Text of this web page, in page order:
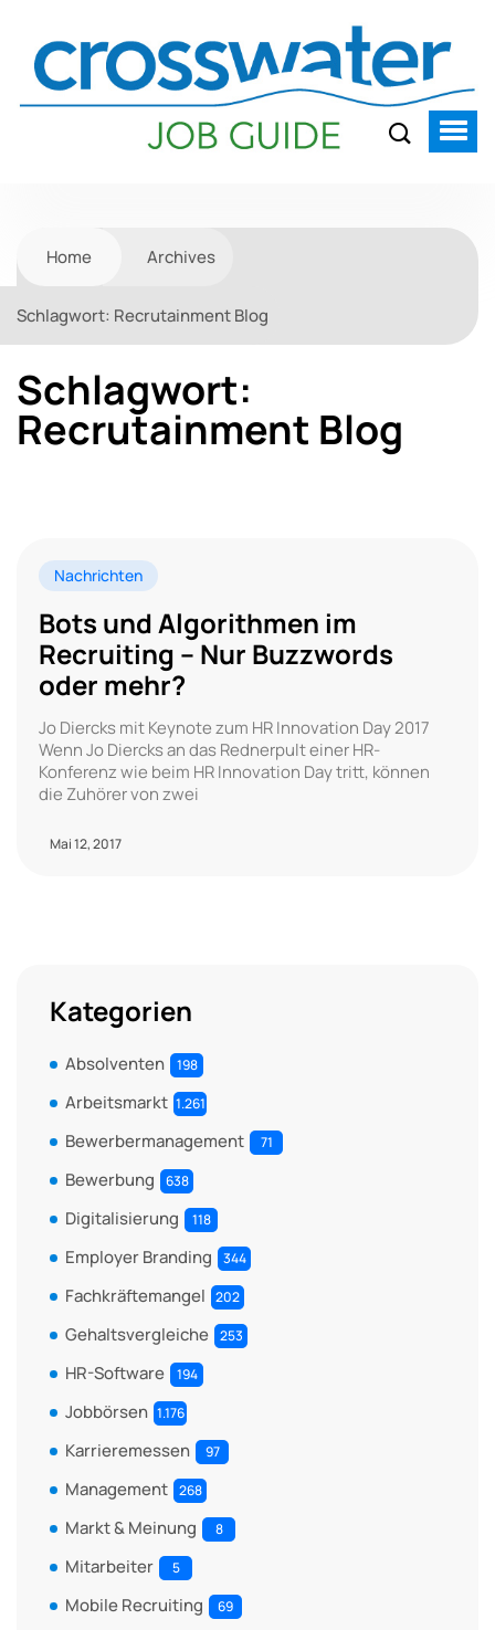
Home Archives
Schlagwort: Recrutainment Blog
Schlagwort:
Recrutainment Blog
Nachrichten
Bots und Algorithmen im
Recruiting – Nur Buzzwords
oder mehr?
Jo Diercks mit Keynote zum HR Innovation Day 2017
Wenn Jo Diercks an das Rednerpult einer HR-
Konferenz wie beim HR Innovation Day tritt, können
die Zuhörer von zwei
Mai 12, 2017
Kategorien
Absolventen 198
Arbeitsmarkt 1.261
Bewerbermanagement 71
Bewerbung 638
Digitalisierung 118
Employer Branding 344
Fachkräftemangel 202
Gehaltsvergleiche 253
HR-Software 194
Jobbörsen 1.176
Karrieremessen 97
Management 268
Markt & Meinung 8
Mitarbeiter 5
Mobile Recruiting 69